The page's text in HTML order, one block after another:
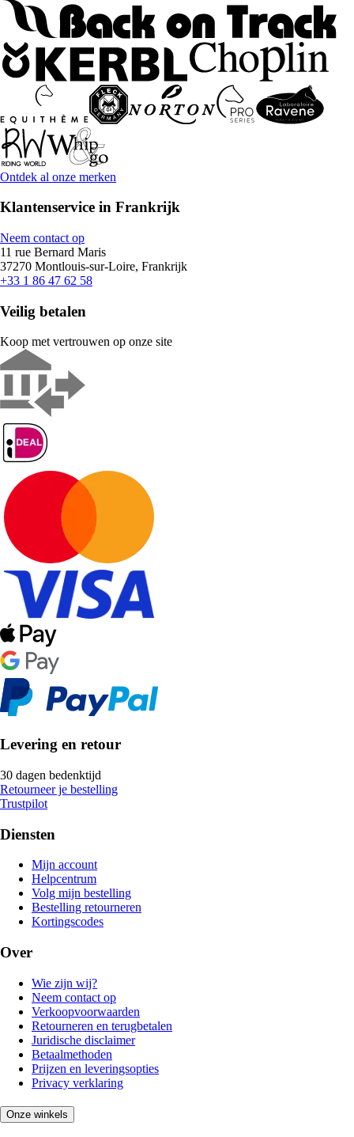
Ontdek al onze merken
Klantenservice in Frankrijk
Neem contact op
11 rue Bernard Maris
37270 Montlouis-sur-Loire, Frankrijk
+33 1 86 47 62 58
Veilig betalen
Koop met vertrouwen op onze site
Levering en retour
30 dagen bedenktijd
Retourneer je bestelling
Trustpilot
Diensten
Mijn account
Helpcentrum
Volg mijn bestelling
Bestelling retourneren
Kortingscodes
Over
Wie zijn wij?
Neem contact op
Verkoopvoorwaarden
Retourneren en terugbetalen
Juridische disclaimer
Betaalmethoden
Prijzen en leveringsopties
Privacy verklaring
Onze winkels